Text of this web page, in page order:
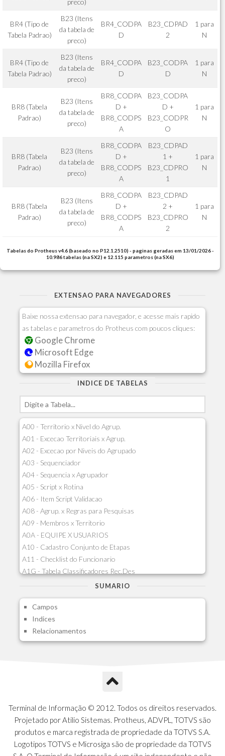
preco)
BR4 (Tipo de
Tabela Padrao)
B23 (Itens
da tabela de
preco)
BR4_CODPA
D
B23_CDPAD
2
1 para
N
BR4 (Tipo de
Tabela Padrao)
B23 (Itens
da tabela de
preco)
BR4_CODPA
D
B23_CODPA
D
1 para
N
BR8 (Tabela
Padrao)
B23 (Itens
da tabela de
preco)
BR8_CODPA
D +
BR8_CODPS
A
B23_CODPA
D +
B23_CODPR
O
1 para
N
BR8 (Tabela
Padrao)
B23 (Itens
da tabela de
preco)
BR8_CODPA
D +
BR8_CODPS
A
B23_CDPAD
1 +
B23_CDPRO
1
1 para
N
BR8 (Tabela
Padrao)
B23 (Itens
da tabela de
preco)
BR8_CODPA
D +
BR8_CODPS
A
B23_CDPAD
2 +
B23_CDPRO
2
1 para
N
Tabelas do Protheus v4.6 (baseado no P12.1.2510) - paginas geradas em 13/01/2026 -
10.986 tabelas (na SX2) e 12.115 parametros (na SX6)
EXTENSAO PARA NAVEGADORES
Baixe nossa extensao para navegador, e acesse mais rapido
as tabelas e parametros do Protheus com poucos cliques:
Google Chrome
Microsoft Edge
Mozilla Firefox
INDICE DE TABELAS
A00 - Territorio x Nivel do Agrup.
A01 - Excecao Territoriais x Agrup.
A02 - Excecao por Niveis do Agrupado
A03 - Sequenciador
A04 - Sequencia x Agrupador
A05 - Script x Rotina
A06 - Item Script Validacao
A08 - Agrup. x Regras para Pesquisas
A09 - Membros x Territorio
A0A - EQUIPE X USUARIOS
A10 - Cadastro Conjunto de Etapas
A11 - Checklist do Funcionario
A1G - Tabela Classificadores Rec.Des
A1H - Itens Tabela Classif.Rec.Desp.
A1J - Itens Aglutinadores Visao
A1N - Tipos de Card
A1O - Cards Dashboard
A1P - Tipos de Charts
A1S - Notificacoes do Vendedor
A1U - Intermediadores
A1V - Schemas - Gestao de Vendas
A1W - Campos do Schema
A1X - CFDI Complemento Carta Porte
A1Y - Carta Porte - Localizacoes
SUMARIO
Campos
Indices
Relacionamentos
Terminal de Informação © 2012. Todos os direitos reservados.
Projetado por Atilio Sistemas. Protheus, ADVPL, TOTVS são
produtos e marca registrada de propriedade da TOTVS S.A.
Logotipos TOTVS e Microsiga são de propriedade da TOTVS